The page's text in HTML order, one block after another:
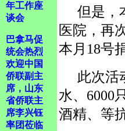
年工作座
谈会
巴拿马促
统会热烈
欢迎中国
侨联副主
席，山东
省侨联主
席李兴钰
率团莅临
但是，
医院，再
本月18号
此次活
水、6000
酒精、等